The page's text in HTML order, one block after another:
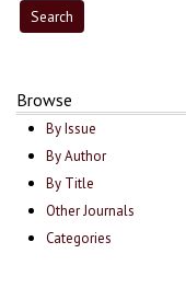
Browse
By Issue
By Author
By Title
Other Journals
Categories